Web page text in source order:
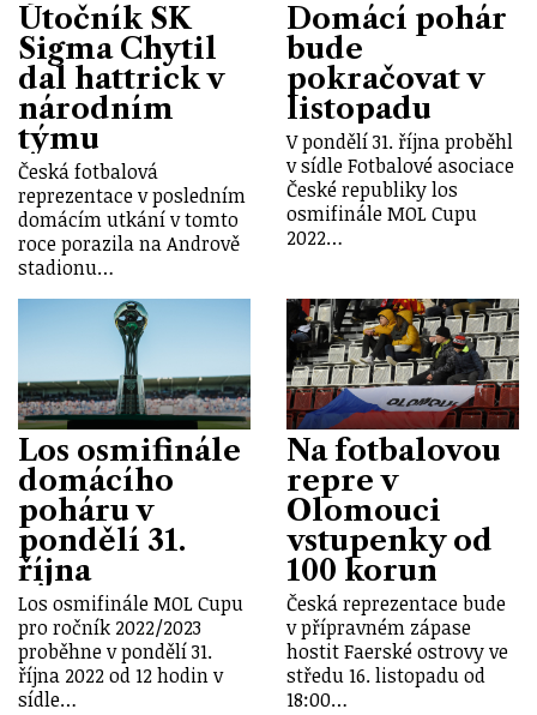
Útočník SK
Sigma Chytil
dal hattrick v
národním
týmu
Česká fotbalová
reprezentace v posledním
domácím utkání v tomto
roce porazila na Andrově
stadionu…
Domácí pohár
bude
pokračovat v
listopadu
V pondělí 31. října proběhl
v sídle Fotbalové asociace
České republiky los
osmifinále MOL Cupu
2022…
Los osmifinále
domácího
poháru v
pondělí 31.
října
Los osmifinále MOL Cupu
pro ročník 2022/2023
proběhne v pondělí 31.
října 2022 od 12 hodin v
sídle…
Na fotbalovou
repre v
Olomouci
vstupenky od
100 korun
Česká reprezentace bude
v přípravném zápase
hostit Faerské ostrovy ve
středu 16. listopadu od
18:00…